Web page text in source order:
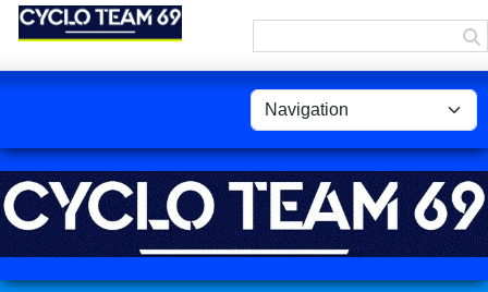
Panneau de gestion des cookies